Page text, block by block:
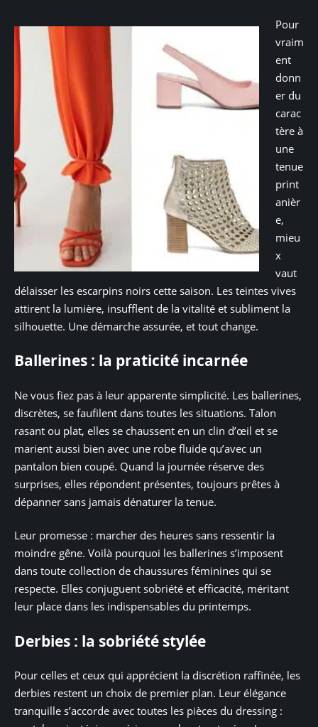
Pour
vraim
ent
donn
er du
carac
tère à
une
tenue
print
anièr
e,
mieu
x
vaut
délaisser les escarpins noirs cette saison. Les teintes vives
attirent la lumière, insufflent de la vitalité et subliment la
silhouette. Une démarche assurée, et tout change.
Ballerines : la praticité incarnée
Ne vous fiez pas à leur apparente simplicité. Les ballerines,
discrètes, se faufilent dans toutes les situations. Talon
rasant ou plat, elles se chaussent en un clin d’œil et se
marient aussi bien avec une robe fluide qu’avec un
pantalon bien coupé. Quand la journée réserve des
surprises, elles répondent présentes, toujours prêtes à
dépanner sans jamais dénaturer la tenue.
Leur promesse : marcher des heures sans ressentir la
moindre gêne. Voilà pourquoi les ballerines s’imposent
dans toute collection de chaussures féminines qui se
respecte. Elles conjuguent sobriété et efficacité, méritant
leur place dans les indispensables du printemps.
Derbies : la sobriété stylée
Pour celles et ceux qui apprécient la discrétion raffinée, les
derbies restent un choix de premier plan. Leur élégance
tranquille s’accorde avec toutes les pièces du dressing :